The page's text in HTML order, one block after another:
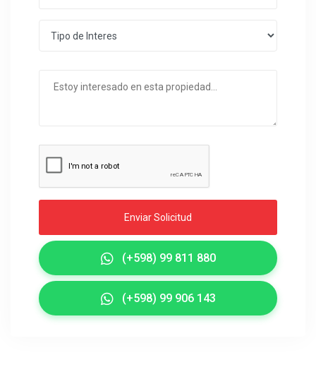
Enviar Solicitud
(+598) 99 811 880
(+598) 99 906 143